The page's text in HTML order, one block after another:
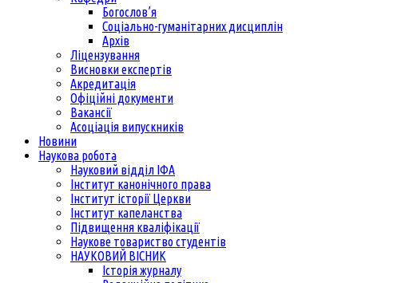
Богослов’я
Соціально-гуманітарних дисциплін
Архів
Ліцензування
Висновки експертів
Акредитація
Офіційні документи
Вакансії
Асоціація випускників
Новини
Наукова робота
Науковий відділ ІФА
Інститут канонічного права
Інститут історії Церкви
Інститут капеланства
Підвищення кваліфікації
Наукове товариство студентів
НАУКОВИЙ ВІСНИК
Історія журналу